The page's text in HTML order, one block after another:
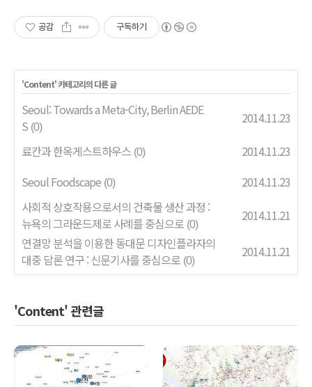
공감 구독하기
'Content' 카테고리의 다른 글
Seoul: Towards a Meta-City, Berlin AEDE
S (0)
2014.11.23
료칸과 한옥게스트하우스 (0)
2014.11.23
Seoul Foodscape (0)
2014.11.23
사회적 상호작용으로서의 건축물 생산 과정 :
뉴욕의 그라운드제로 사례를 중심으로 (0)
2014.11.21
연결망 분석을 이용한 동대문 디자인플라자의
대중 담론 연구 : 신문기사를 중심으로 (0)
2014.11.21
'Content' 관련글